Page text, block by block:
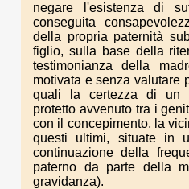
negare l'esistenza di
conseguita
della propria paternità
figlio, sulla base della
testimonianza della
motivata e senza valutare
quali la certezza di un
protetto avvenuto tra i
con il concepimento, la
questi ultimi, situate in
continuazione della
paterno da parte della
gravidanza).